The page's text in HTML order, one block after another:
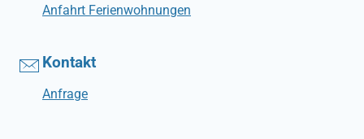
Anfahrt Ferienwohnungen
Kontakt
Anfrage